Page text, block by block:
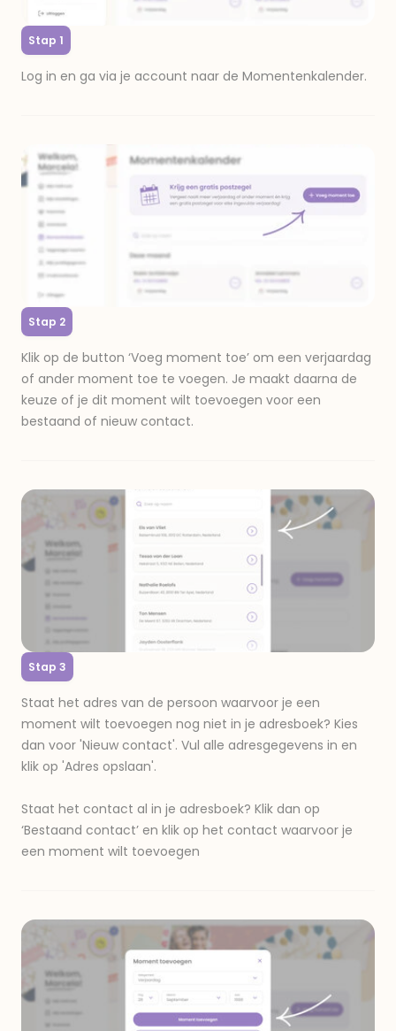
Stap 1
Log in en ga via je account naar de Momentenkalender.
Stap 2
Klik op de button ‘Voeg moment toe’ om een verjaardag
of ander moment toe te voegen. Je maakt daarna de
keuze of je dit moment wilt toevoegen voor een
bestaand of nieuw contact.
Stap 3
Staat het adres van de persoon waarvoor je een
moment wilt toevoegen nog niet in je adresboek? Kies
dan voor 'Nieuw contact'. Vul alle adresgegevens in en
klik op 'Adres opslaan'.
Staat het contact al in je adresboek? Klik dan op
‘Bestaand contact’ en klik op het contact waarvoor je
een moment wilt toevoegen